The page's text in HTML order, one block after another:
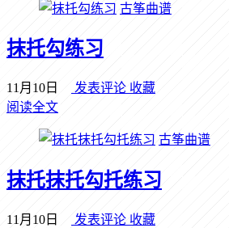
古筝曲谱
抹托勾练习
11月10日 发表评论 收藏
阅读全文
古筝曲谱
抹托抹托勾托练习
11月10日 发表评论 收藏